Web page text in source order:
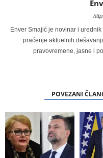
Enver Smajić je novinar i
praćenje aktuelnih
pravovremene, jasne i
POVEZANI